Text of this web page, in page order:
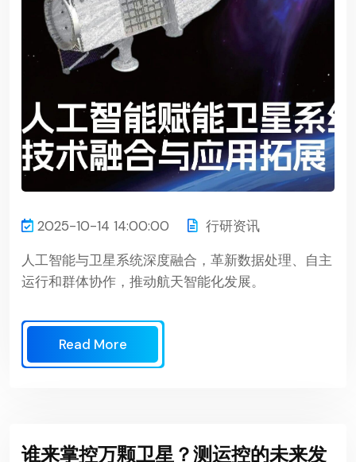
2025-10-14 14:00:00
行研资讯
人工智能与卫星系统深度融合，革新数据处理、自主
运行和群体协作，推动航天智能化发展。
Read More
谁来掌控万颗卫星？测运控的未来发